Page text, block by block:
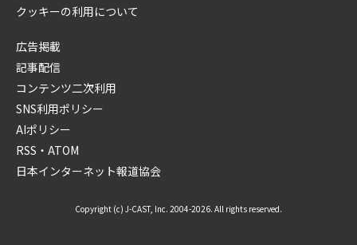
クッキーの利用について
広告掲載
記事配信
コンテンツ二次利用
SNS利用ポリシー
AIポリシー
RSS・ATOM
日本インターネット報道協会
Copyright (c) J-CAST, Inc. 2004-2026. All rights reserved.